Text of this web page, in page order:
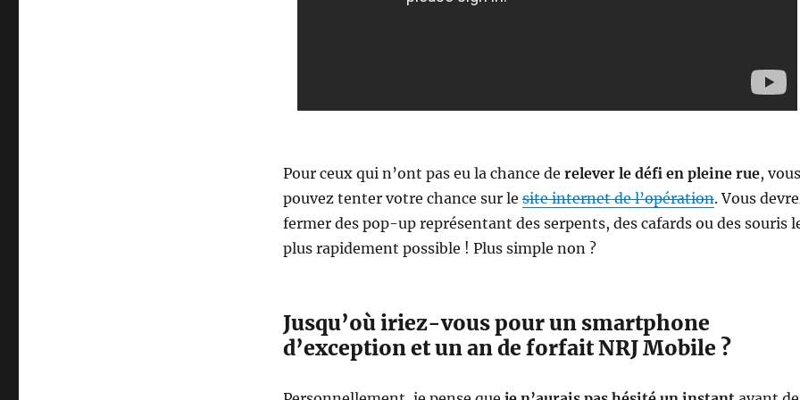
Pour ceux qui n’ont pas eu la chance de relever le défi en pleine rue, vous
pouvez tenter votre chance sur le site internet de l’opération. Vous
fermer des pop-up représentant des serpents, des cafards ou des souris
plus rapidement possible ! Plus simple non ?
Jusqu’où iriez-vous pour un smartphone
d’exception et un an de forfait NRJ Mobile ?